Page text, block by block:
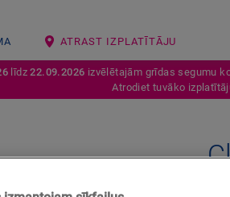
ATRAST IZPLATĪTĀJU
līdz22.09.2026 izvēlētajām grīdas segumu
Atrodiet tuvāko